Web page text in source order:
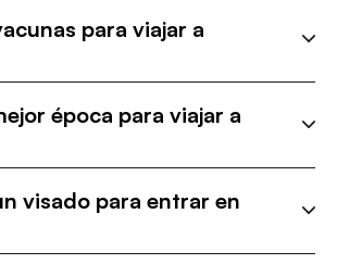
para viajar a
época para viajar a
visado para entrar en